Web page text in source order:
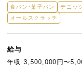
食パン・菓子パン デニッ
オールスクラッチ
給与
年収 3,500,000円〜